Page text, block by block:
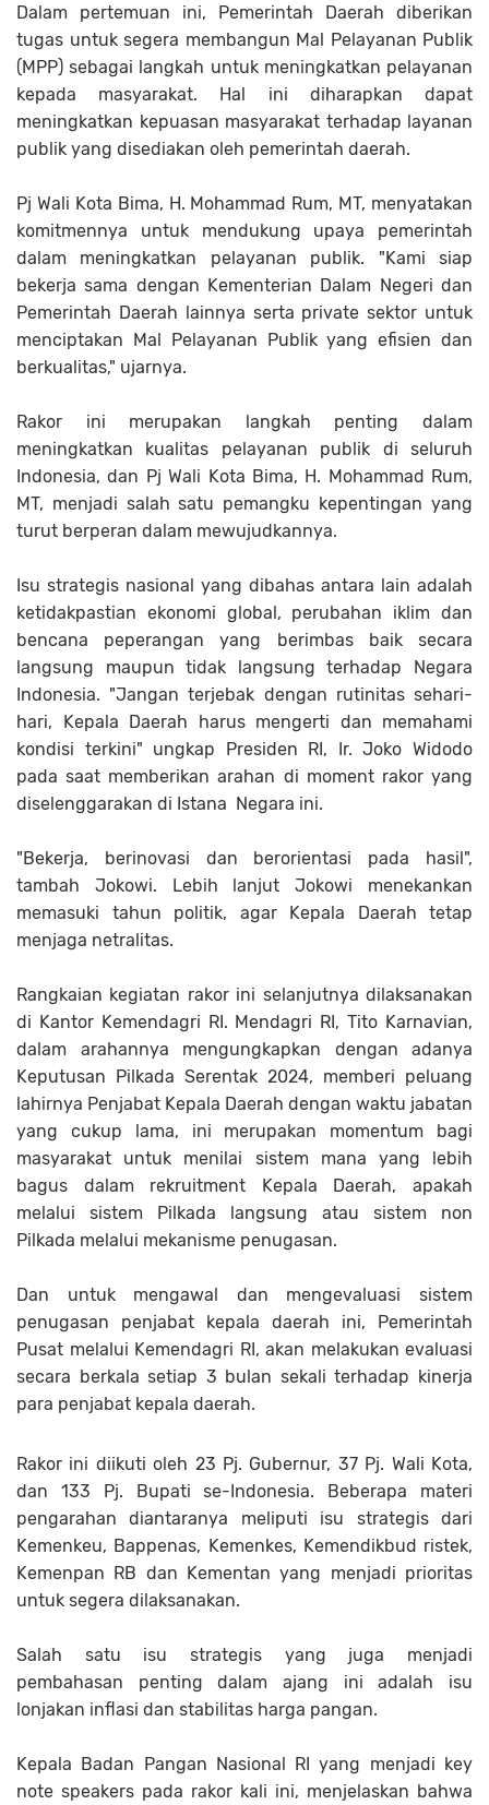
Dalam pertemuan ini, Pemerintah Daerah diberikan
tugas untuk segera membangun Mal Pelayanan Publik
(MPP) sebagai langkah untuk meningkatkan pelayanan
kepada masyarakat. Hal ini diharapkan dapat
meningkatkan kepuasan masyarakat terhadap layanan
publik yang disediakan oleh pemerintah daerah.
Pj Wali Kota Bima, H. Mohammad Rum, MT, menyatakan
komitmennya untuk mendukung upaya pemerintah
dalam meningkatkan pelayanan publik. "Kami siap
bekerja sama dengan Kementerian Dalam Negeri dan
Pemerintah Daerah lainnya serta private sektor untuk
menciptakan Mal Pelayanan Publik yang efisien dan
berkualitas," ujarnya.
Rakor ini merupakan langkah penting dalam
meningkatkan kualitas pelayanan publik di seluruh
Indonesia, dan Pj Wali Kota Bima, H. Mohammad Rum,
MT, menjadi salah satu pemangku kepentingan yang
turut berperan dalam mewujudkannya.
Isu strategis nasional yang dibahas antara lain adalah
ketidakpastian ekonomi global, perubahan iklim dan
bencana peperangan yang berimbas baik secara
langsung maupun tidak langsung terhadap Negara
Indonesia. "Jangan terjebak dengan rutinitas sehari-
hari, Kepala Daerah harus mengerti dan memahami
kondisi terkini" ungkap Presiden RI, Ir. Joko Widodo
pada saat memberikan arahan di moment rakor yang
diselenggarakan di Istana Negara ini.
"Bekerja, berinovasi dan berorientasi pada hasil",
tambah Jokowi. Lebih lanjut Jokowi menekankan
memasuki tahun politik, agar Kepala Daerah tetap
menjaga netralitas.
Rangkaian kegiatan rakor ini selanjutnya dilaksanakan
di Kantor Kemendagri RI. Mendagri RI, Tito Karnavian,
dalam arahannya mengungkapkan dengan adanya
Keputusan Pilkada Serentak 2024, memberi peluang
lahirnya Penjabat Kepala Daerah dengan waktu jabatan
yang cukup lama, ini merupakan momentum bagi
masyarakat untuk menilai sistem mana yang lebih
bagus dalam rekruitment Kepala Daerah, apakah
melalui sistem Pilkada langsung atau sistem non
Pilkada melalui mekanisme penugasan.
Dan untuk mengawal dan mengevaluasi sistem
penugasan penjabat kepala daerah ini, Pemerintah
Pusat melalui Kemendagri RI, akan melakukan evaluasi
secara berkala setiap 3 bulan sekali terhadap kinerja
para penjabat kepala daerah.
Rakor ini diikuti oleh 23 Pj. Gubernur, 37 Pj. Wali Kota,
dan 133 Pj. Bupati se-Indonesia. Beberapa materi
pengarahan diantaranya meliputi isu strategis dari
Kemenkeu, Bappenas, Kemenkes, Kemendikbud ristek,
Kemenpan RB dan Kementan yang menjadi prioritas
untuk segera dilaksanakan.
Salah satu isu strategis yang juga menjadi
pembahasan penting dalam ajang ini adalah isu
lonjakan inflasi dan stabilitas harga pangan.
Kepala Badan Pangan Nasional RI yang menjadi key
note speakers pada rakor kali ini, menjelaskan bahwa